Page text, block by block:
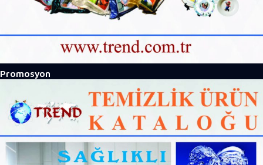
Promosyon